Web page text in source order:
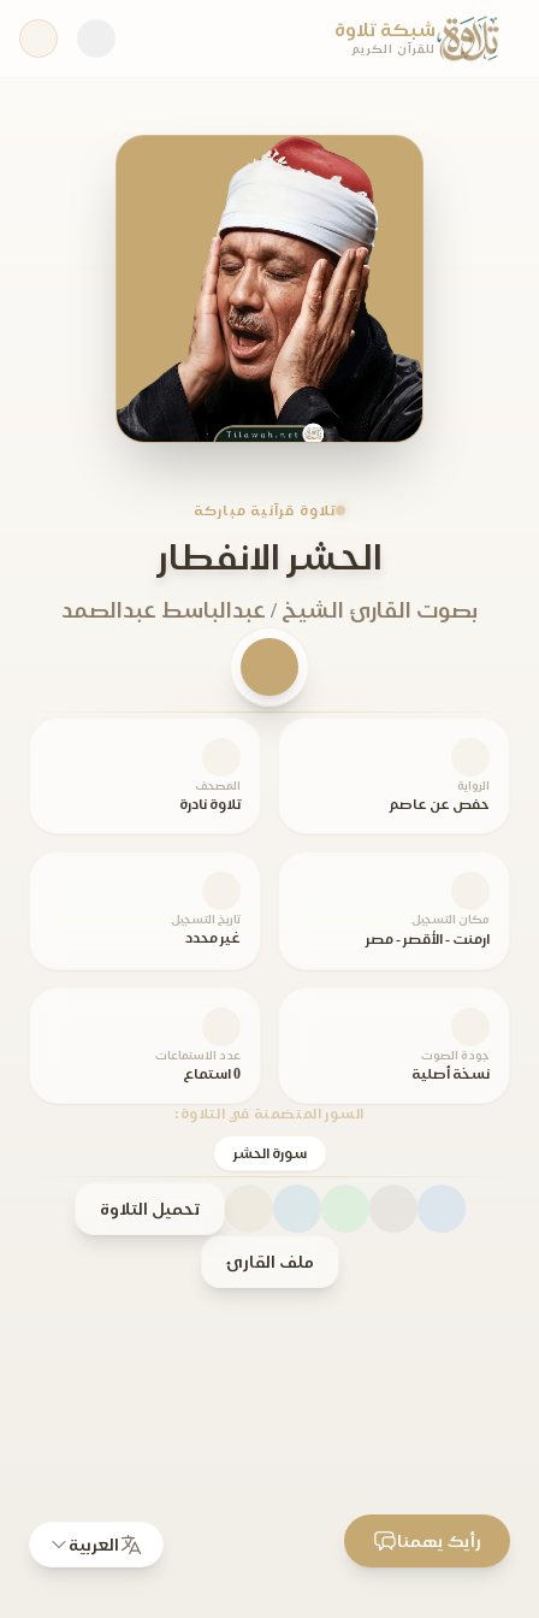
شبكة تلاوة
للقرآن الكريم
تلاوة قرآنية مباركة
الحشر الانفطار
بصوت القارئ الشيخ / عبدالباسط عبدالصمد
الرواية
حفص عن عاصم
المصحف
تلاوة نادرة
مكان التسجيل
ارمنت - الأقصر - مصر
تاريخ التسجيل
غير محدد
جودة الصوت
نسخة أصلية
عدد الاستماعات
0 استماع
السور المتضمنة في التلاوة:
سورة الحشر
تحميل التلاوة
ملف القارئ
العربية رأيك يهمنا